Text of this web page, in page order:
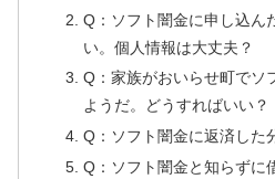
Q：ソフト闇金に申し込ん
い。個人情報は大丈夫？
Q：家族がおいらせ町でソ
ようだ。どうすればいい？
Q：ソフト闇金に返済した
Q：ソフト闇金と知らずに